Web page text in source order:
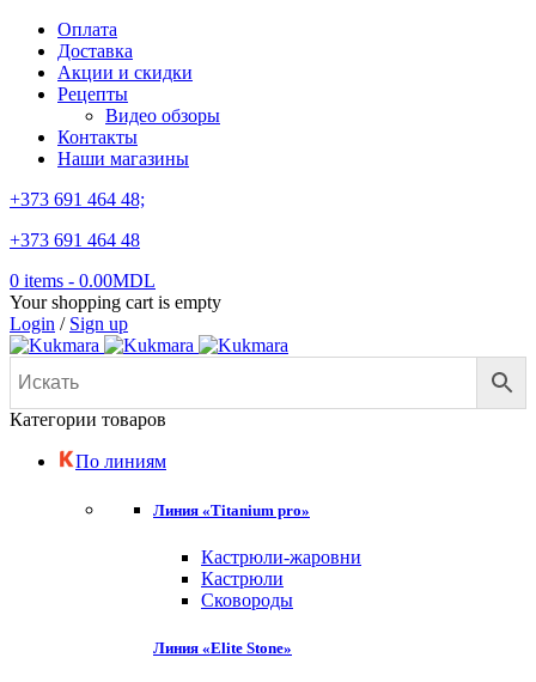
Оплата
Доставка
Акции и скидки
Рецепты
Видео обзоры
Контакты
Наши магазины
+373 691 464 48;
+373 691 464 48
0 items - 0.00MDL
Your shopping cart is empty
Login / Sign up
Категории товаров
По линиям
Линия «Titanium pro»
Кастрюли-жаровни
Кастрюли
Сковороды
Линия «Elite Stone»